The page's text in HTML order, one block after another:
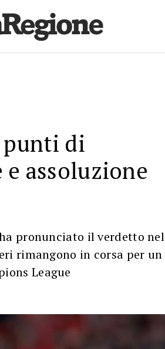
punti di
assoluzione
pronunciato il verdetto nel
rimangono in corsa per un
League